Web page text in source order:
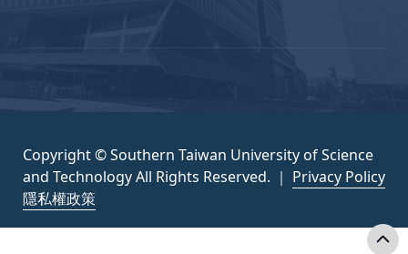
Copyright © Southern Taiwan University of Science
and Technology All Rights Reserved. ｜ Privacy Policy
隱私權政策